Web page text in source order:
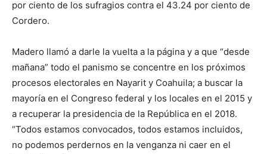
por ciento de los sufragios contra el 43.24 por ciento de
Cordero.
Madero llamó a darle la vuelta a la página y a que “desde
mañana” todo el panismo se concentre en los próximos
procesos electorales en Nayarit y Coahuila; a buscar la
mayoría en el Congreso federal y los locales en el 2015 y
a recuperar la presidencia de la República en el 2018.
“Todos estamos convocados, todos estamos incluidos,
no podemos perdernos en la venganza ni caer en el